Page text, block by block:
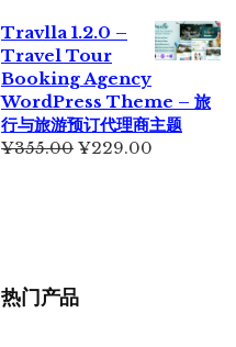
¥699.00。
价
格
为：
¥399.00。
Travlla 1.2.0 –
Travel Tour
Booking Agency
WordPress Theme – 旅
行与旅游预订代理商主题
¥355.00 原
¥229.00
热门产品